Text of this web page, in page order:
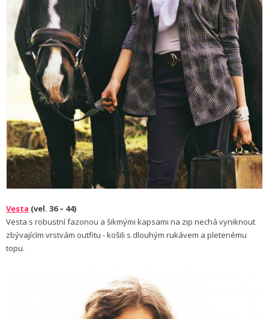
Vesta (vel. 36 – 44)
Vesta s robustní fazonou a šikmými kapsami na zip nechá vyniknout
zbývajícím vrstvám outfitu - košili s dlouhým rukávem a pletenému
topu.